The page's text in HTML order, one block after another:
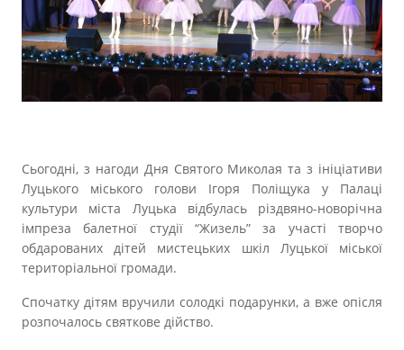
Документи
Сьогодні, з нагоди Дня Святого Миколая та з ініціативи
Луцького міського голови Ігоря Поліщука у Палаці
культури міста Луцька відбулась різдвяно-новорічна
імпреза балетної студії “Жизель” за участі творчо
обдарованих дітей мистецьких шкіл Луцької міської
територіальної громади.
Спочатку дітям вручили солодкі подарунки, а вже опісля
розпочалось святкове дійство.